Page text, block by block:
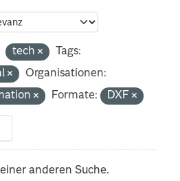
tech
Tags:
Organisationen:
Formate: DXF
anderen Suche.